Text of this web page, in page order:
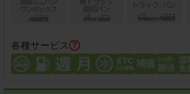
各種サービス